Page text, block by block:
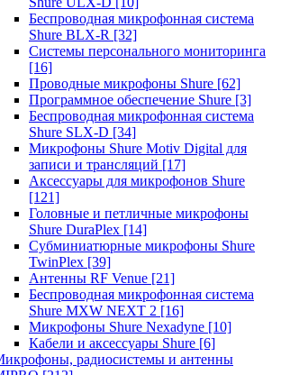
Беспроводная микрофонная система
Shure BLX-R [32]
Системы персонального мониторинга
[16]
Проводные микрофоны Shure [62]
Программное обеспечение Shure [3]
Беспроводная микрофонная система
Shure SLX-D [34]
Микрофоны Shure Motiv Digital для
записи и трансляций [17]
Аксессуары для микрофонов Shure
[121]
Головные и петличные микрофоны
Shure DuraPlex [14]
Субминиатюрные микрофоны Shure
TwinPlex [39]
Антенны RF Venue [21]
Беспроводная микрофонная система
Shure MXW NEXT 2 [16]
Микрофоны Shure Nexadyne [10]
Кабели и аксессуары Shure [6]
радиосистемы и антенны